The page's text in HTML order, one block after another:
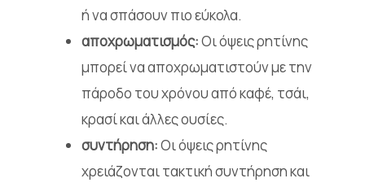
ή να σπάσουν πιο εύκολα.
αποχρωματισμός:Οι όψεις ρητίνης
μπορεί να αποχρωματιστούν με την
πάροδο του χρόνου από καφέ, τσάι,
κρασί και άλλες ουσίες.
συντήρηση:Οι όψεις ρητίνης
χρειάζονται τακτική συντήρηση και